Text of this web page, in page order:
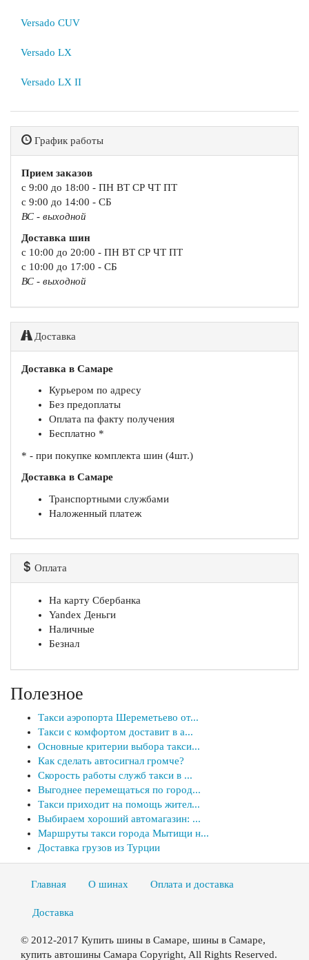
Versado CUV
Versado LX
Versado LX II
График работы
Прием заказов
с 9:00 до 18:00 - ПН ВТ СР ЧТ ПТ
с 9:00 до 14:00 - СБ
ВС - выходной
Доставка шин
с 10:00 до 20:00 - ПН ВТ СР ЧТ ПТ
с 10:00 до 17:00 - СБ
ВС - выходной
Доставка
Доставка в Самаре
Курьером по адресу
Без предоплаты
Оплата па факту получения
Бесплатно *
* - при покупке комплекта шин (4шт.)
Доставка в Самаре
Транспортными службами
Наложенный платеж
Оплата
На карту Сбербанка
Yandex Деньги
Наличные
Безнал
Полезное
Такси аэропорта Шереметьево от...
Такси с комфортом доставит в а...
Основные критерии выбора такси...
Как сделать автосигнал громче?
Скорость работы служб такси в ...
Выгоднее перемещаться по город...
Такси приходит на помощь жител...
Выбираем хороший автомагазин: ...
Маршруты такси города Мытищи н...
Доставка грузов из Турции
Главная О шинах Оплата и доставка
Доставка
© 2012-2017 Купить шины в Самаре, шины в Самаре,
купить автошины Самара Copyright, All Rights Reserved.